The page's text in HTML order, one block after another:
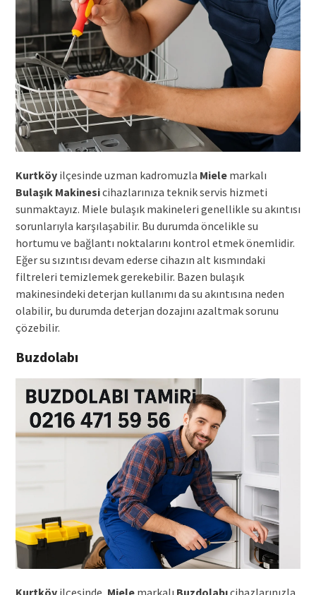
Kurtköyilçesinde uzman kadromuzla Mielemarkalı
Bulaşık Makinesicihazlarınıza teknik servis hizmeti
sunmaktayız. Miele bulaşık makineleri genellikle su akıntısı
sorunlarıyla karşılaşabilir. Bu durumda öncelikle su
hortumu ve bağlantı noktalarını kontrol etmek önemlidir.
Eğer su sızıntısı devam ederse cihazın alt kısmındaki
filtreleri temizlemek gerekebilir. Bazen bulaşık
makinesindeki deterjan kullanımı da su akıntısına neden
olabilir, bu durumda deterjan dozajını azaltmak sorunu
çözebilir.
Buzdolabı